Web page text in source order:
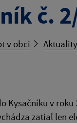
č.
v obci
Kysačníku v
zatiaľ len